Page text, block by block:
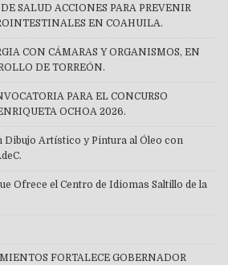
SALUD ACCIONES PARA PREVENIR
EN COAHUILA.
CON CÁMARAS Y ORGANISMOS, EN
DE TORREÓN.
PARA EL CONCURSO
OCHOA 2026.
Dibujo Artístico y Pintura al Óleo con
Ofrece el Centro de Idiomas Saltillo de la
FORTALECE GOBERNADOR